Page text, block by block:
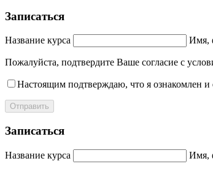
Записаться
Название курса Имя,
Пожалуйста, подтвердите Ваше согласие с
Настоящим подтверждаю, что я ознакомлен и
Отправить
Записаться
Название курса Имя,